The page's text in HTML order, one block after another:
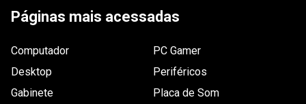
Páginas mais acessadas
Computador
Desktop
Gabinete
PC Gamer
Periféricos
Placa de Som